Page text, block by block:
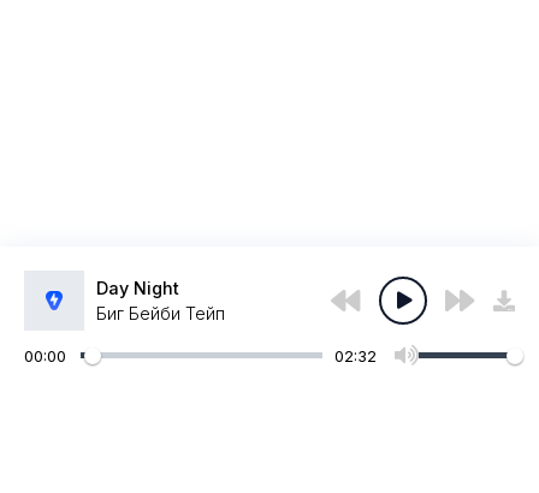
Day Night
Биг Бейби Тейп
00:00 02:32